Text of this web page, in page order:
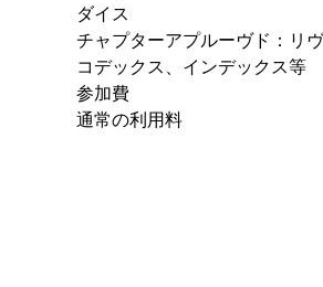
ダイス
チャプターアプルーヴド：リ
コデックス、インデックス等
参加費
通常の利用料